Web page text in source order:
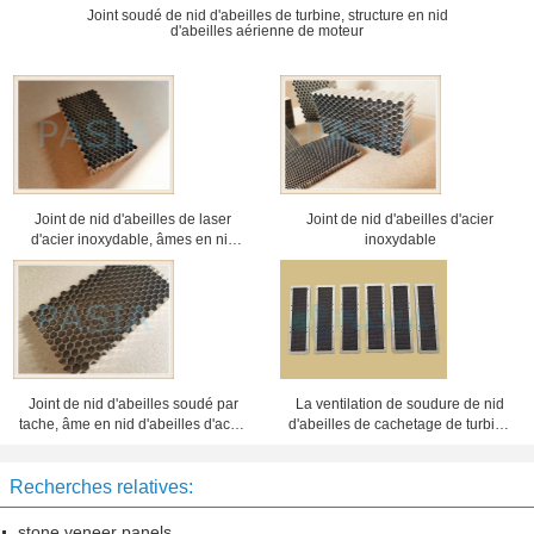
Joint soudé de nid d'abeilles de turbine, structure en nid
d'abeilles aérienne de moteur
Joint de nid d'abeilles de laser
d'acier inoxydable, âmes en nid
d'abeilles de compresseur
Joint de nid d'abeilles d'acier
inoxydable
Joint de nid d'abeilles soudé par
tache, âme en nid d'abeilles d'acier
La ventilation de soudure de nid
d'abeilles de cachetage de turbine
Recherches relatives: